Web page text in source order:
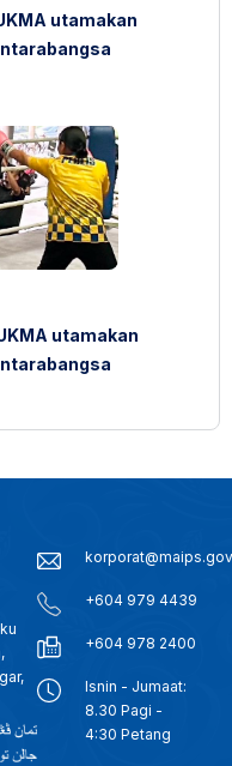
utamakan
utamakan
+604 979 4439
+604 978 2400
Isnin - Jumaat:
8.30 Pagi -
4:30 Petang